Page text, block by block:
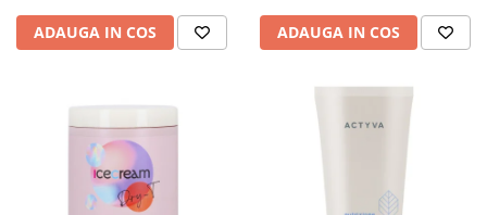
ADAUGA IN COS ADAUGA IN COS